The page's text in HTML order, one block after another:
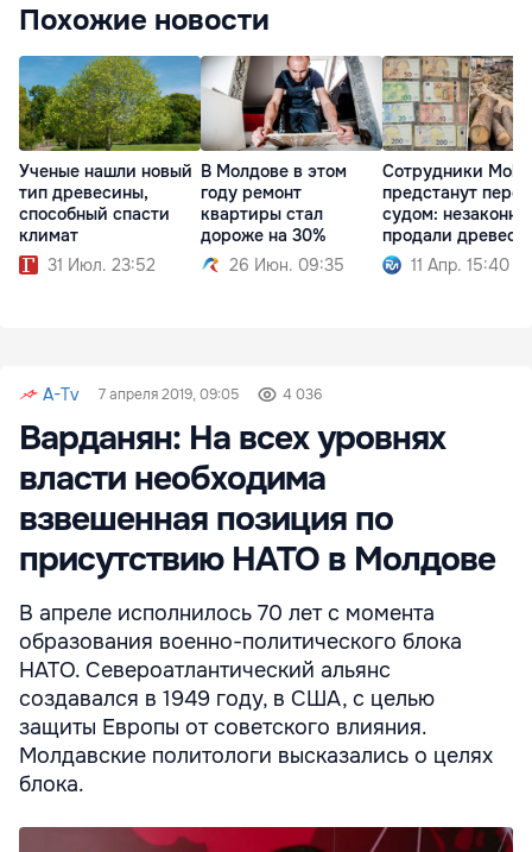
Похожие новости
Ученые нашли новый
тип древесины,
способный спасти
климат
31 Июл. 23:52
В Молдове в этом
году ремонт
квартиры стал
дороже на 30%
26 Июн. 09:35
Сотрудники
предстанут перед
судом: незаконно
продали
11 Апр. 15:40
A-Tv 7 апреля 2019, 09:05 4 036
Варданян: На всех уровнях
власти необходима
взвешенная позиция по
присутствию НАТО в Молдове
В апреле исполнилось 70 лет с момента
образования военно-политического блока
НАТО. Североатлантический альянс
создавался в 1949 году, в США, с целью
защиты Европы от советского влияния.
Молдавские политологи высказались о целях
блока.